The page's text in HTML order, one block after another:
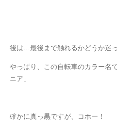
後は…最後まで触れるかどうか迷
やっぱり、この自転車のカラー
ニア」
確かに真っ黒ですが、コホー！